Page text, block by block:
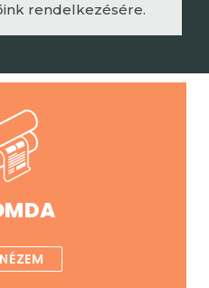
rendelkezésére.